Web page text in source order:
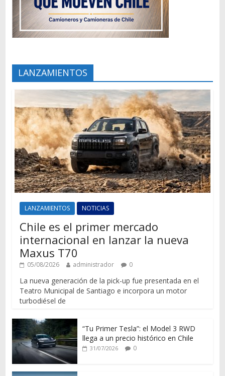
LANZAMIENTOS
LANZAMIENTOS NOTICIAS
Chile es el primer mercado
internacional en lanzar la nueva
Maxus T70
05/08/2026 administrador 0
La nueva generación de la pick-up fue presentada en el
Teatro Municipal de Santiago e incorpora un motor
turbodiésel de
“Tu Primer Tesla”: el Model 3 RWD
llega a un precio histórico en Chile
31/07/2026 0